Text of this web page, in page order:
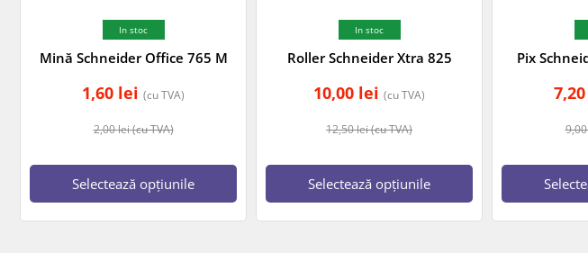
In stoc
Mină Schneider Office 765 M
2,00lei(cu TVA)
1,60 lei (cu TVA)
Selectează opțiunile
In stoc
Roller Schneider Xtra 825
12,50lei(cu TVA)
10,00 lei (cu TVA)
Selectează opțiunile
Pix
7,20